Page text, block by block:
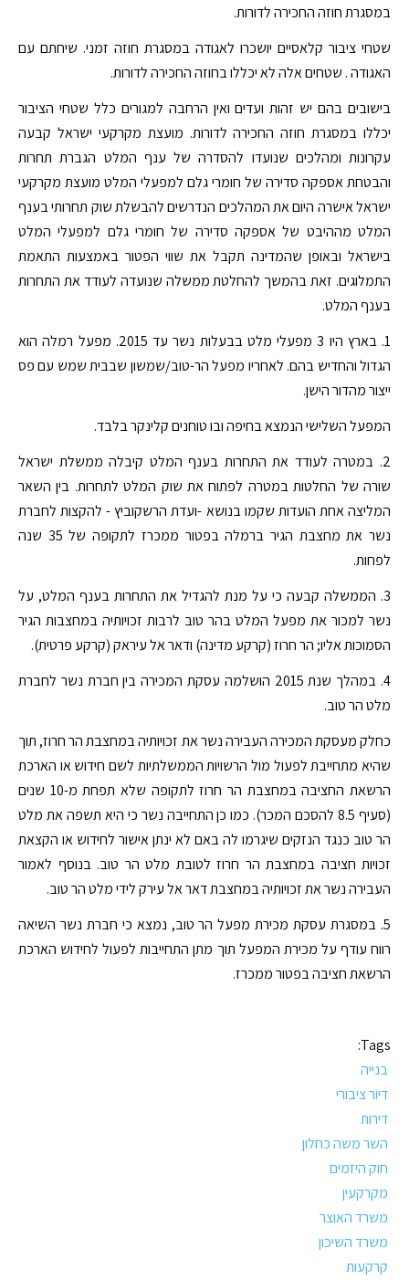
במסגרת חוזה החכירה לדורות.
שטחי ציבור קלאסיים יושכרו לאגודה במסגרת חוזה זמני. שיחתם עם
האגודה . שטחים אלה לא יכללו בחוזה החכירה לדורות.
בישובים בהם יש זהות ועדים ואין הרחבה למגורים כלל שטחי הציבור
יכללו במסגרת חוזה החכירה לדורות. מועצת מקרקעי ישראל קבעה
עקרונות ומהלכים שנועדו להסדרה של ענף המלט הגברת תחרות
והבטחת אספקה סדירה של חומרי גלם למפעלי המלט מועצת מקרקעי
ישראל אישרה היום את המהלכים הנדרשים להבשלת שוק תחרותי בענף
המלט מההיבט של אספקה סדירה של חומרי גלם למפעלי המלט
בישראל ובאופן שהמדינה תקבל את שווי הפטור באמצעות התאמת
התמלוגים. זאת בהמשך להחלטת ממשלה שנועדה לעודד את התחרות
בענף המלט.
1. בארץ היו 3 מפעלי מלט בבעלות נשר עד 2015. מפעל רמלה הוא
הגדול והחדיש בהם. לאחריו מפעל הר-טוב/שמשון שבבית שמש עם פס
ייצור מהדור הישן.
המפעל השלישי הנמצא בחיפה ובו טוחנים קלינקר בלבד.
2. במטרה לעודד את התחרות בענף המלט קיבלה ממשלת ישראל
שורה של החלטות במטרה לפתוח את שוק המלט לתחרות. בין השאר
המליצה אחת הועדות שקמו בנושא -ועדת הרשקוביץ - להקצות לחברת
נשר את מחצבת הגיר ברמלה בפטור ממכרז לתקופה של 35 שנה
לפחות.
3. הממשלה קבעה כי על מנת להגדיל את התחרות בענף המלט, על
נשר למכור את מפעל המלט בהר טוב לרבות זכויותיה במחצבות הגיר
הסמוכות אליו; הר חרוז (קרקע מדינה) ודאר אל עיראק (קרקע פרטית).
4. במהלך שנת 2015 הושלמה עסקת המכירה בין חברת נשר לחברת
מלט הר טוב.
כחלק מעסקת המכירה העבירה נשר את זכויותיה במחצבת הר חרוז, תוך
שהיא מתחייבת לפעול מול הרשויות הממשלתיות לשם חידוש או הארכת
הרשאת החציבה במחצבת הר חרוז לתקופה שלא תפחת מ-10 שנים
(סעיף 8.5 להסכם המכר). כמו כן התחייבה נשר כי היא תשפה את מלט
הר טוב כנגד הנזקים שיגרמו לה באם לא ינתן אישור לחידוש או הקצאת
זכויות חציבה במחצבת הר חרוז לטובת מלט הר טוב. בנוסף לאמור
העבירה נשר את זכויותיה במחצבת דאר אל עירק לידי מלט הר טוב.
5. במסגרת עסקת מכירת מפעל הר טוב, נמצא כי חברת נשר השיאה
רווח עודף על מכירת המפעל תוך מתן התחייבות לפעול לחידוש הארכת
הרשאת חציבה בפטור ממכרז.
Tags:
בנייה
דיור ציבורי
דירות
השר משה כחלון
חוק היזמים
מקרקעין
משרד האוצר
משרד השיכון
קרקעות